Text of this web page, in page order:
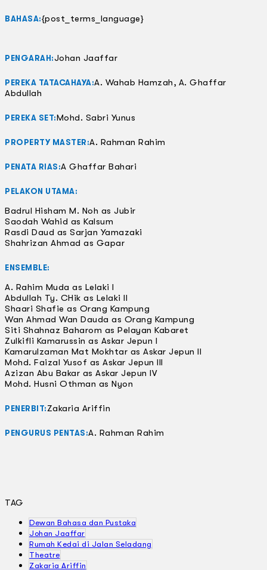
BAHASA:{post_terms_language}
PENGARAH:Johan Jaaffar
PEREKA TATACAHAYA:A. Wahab Hamzah, A. Ghaffar
Abdullah
PEREKA SET:Mohd. Sabri Yunus
PROPERTY MASTER:A. Rahman Rahim
PENATA RIAS:A Ghaffar Bahari
PELAKON UTAMA:
Badrul Hisham M. Noh as Jubir
Saodah Wahid as Kalsum
Rasdi Daud as Sarjan Yamazaki
Shahrizan Ahmad as Gapar
ENSEMBLE:
A. Rahim Muda as Lelaki I
Abdullah Ty. CHik as Lelaki II
Shaari Shafie as Orang Kampung
Wan Ahmad Wan Dauda as Orang Kampung
Siti Shahnaz Baharom as Pelayan Kabaret
Zulkifli Kamarussin as Askar Jepun I
Kamarulzaman Mat Mokhtar as Askar Jepun II
Mohd. Faizal Yusof as Askar Jepun III
Azizan Abu Bakar as Askar Jepun IV
Mohd. Husni Othman as Nyon
PENERBIT:Zakaria Ariffin
PENGURUS PENTAS:A. Rahman Rahim
TAG
Dewan Bahasa dan Pustaka
Johan Jaaffar
Rumah Kedai di Jalan Seladang
Theatre
Zakaria Ariffin